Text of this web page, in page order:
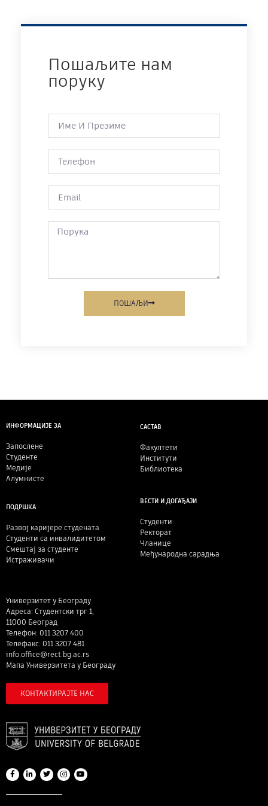
Пошаљите нам
поруку
ПОШАЉИ
ИНФОРМАЦИЈЕ ЗА
Запослене
Студенте
Медије
Алумнисте
САСТАВ
Факултети
Институти
Библиотека
ПОДРШКА
Развој каријере студената
Студенти са инвалидитетом
Смештај за студенте
Истраживачи
ВЕСТИ И ДОГАЂАЈИ
Студенти
Ректорат
Чланице
Међународна сарадња
Универзитет у Београду
Адреса: Студентски трг 1,
11000 Београд
Телефон: 011 3207 400
Телефакс: 011 3207 481
info.office@rect.bg.ac.rs
Мапа Универзитета у Београду
КОНТАКТИРАЈТЕ НАС